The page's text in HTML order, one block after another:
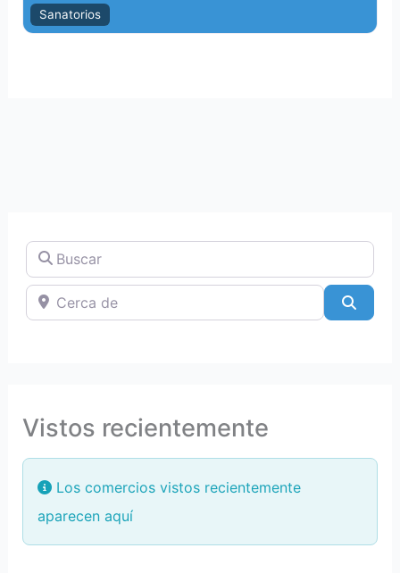
Sanatorios
Buscar
Cerca de
Vistos recientemente
Los comercios vistos recientemente
aparecen aquí